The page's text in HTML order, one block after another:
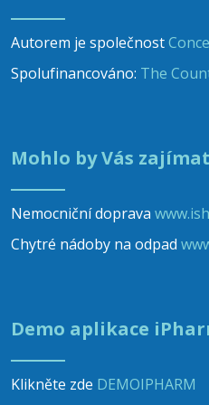
Autorem je společnost
Spolufinancováno: The
Mohlo by Vás zajímat
Nemocniční doprava
Chytré nádoby na odpad
Demo aplikace
Klikněte zde DEMOIPHARM